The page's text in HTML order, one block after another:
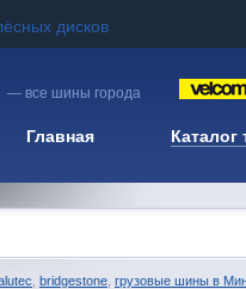
дисков
— все шины города
Главная Каталог
bridgestone грузовые шины в